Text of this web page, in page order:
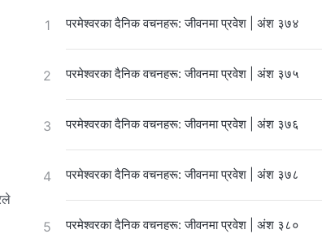
1 परमेश्‍वरका दैनिक वचनहरू: जीवनमा प्रवेश | अंश ३७४
2 परमेश्‍वरका दैनिक वचनहरू: जीवनमा प्रवेश | अंश ३७५
3 परमेश्‍वरका दैनिक वचनहरू: जीवनमा प्रवेश | अंश ३७६
4 परमेश्‍वरका दैनिक वचनहरू: जीवनमा प्रवेश | अंश ३७८
5 परमेश्‍वरका दैनिक वचनहरू: जीवनमा प्रवेश | अंश ३८०